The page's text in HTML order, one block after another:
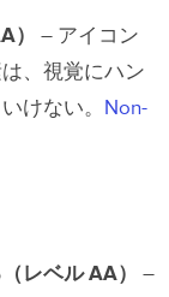
）
– アイコン
、視覚にハン
けない。 Non-
レベル AA）
–